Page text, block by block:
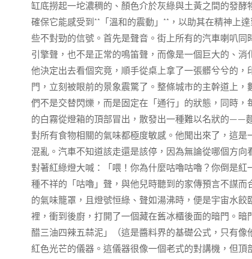
缸底撈起一坨濃稠的、顏色介於灰綠與土黃之間的發
確保它能感受到**「溫和的震動」**，以助其在精神上
些不對勁的信號。首先是聲音。街上所有的汽車喇叭
引擎聲，也不是正常的鳴笛聲，而像是一個巨大的、
他決定出去看個究竟，順手從桌上拿了一張髒兮兮的
門，立刻被眼前的景象震驚了。整條城市的主幹道上
們不是交替閃爍，而是固定在「通行」的狀態，同時
的白霧從燈箱的頂部冒出，散發出一種難以名狀的——
對所有食物相關的氣味都極度敏感。他聞出來了，這
混亂。汽車不知道該走還是該停，因為無論從哪個方
對著紅綠燈大喊：「喂！你為什麼咕嚕咕嚕？你倒是
種不祥的「咕嚕」聲，與他兒時聽到的家傳預言不謀
的氣味籠罩，且燈號恒綠、聲如湯沸時，便是宇宙水
裡，衝到後廚，打開了一個藏在舊冰櫃後面的暗門。
醋三油四辣五蒜泥」（這是醬料界的基礎公式，只有
紅色光芒的儀器。這儀器很像一個老式的對講機，但